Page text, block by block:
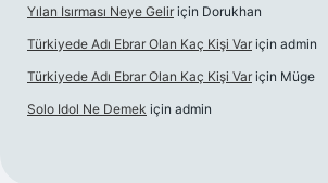
Yılan Isırması Neye Gelir için Dorukhan
Türkiyede Adı Ebrar Olan Kaç Kişi Var için admin
Türkiyede Adı Ebrar Olan Kaç Kişi Var için Müge
Solo Idol Ne Demek için admin